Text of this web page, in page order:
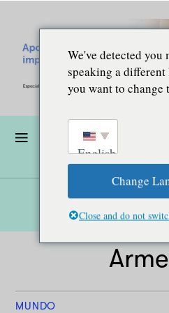
MUNDO
We've detected you
speaking a different
you want to change
English
Change
Close and do not